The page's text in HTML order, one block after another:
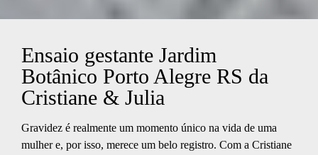
Ensaio gestante Jardim
Botânico Porto Alegre RS da
Cristiane & Julia
Gravidez é realmente um momento único na vida de uma
mulher e, por isso, merece um belo registro. Com a Cristiane